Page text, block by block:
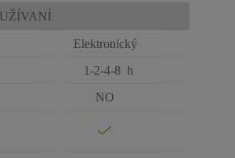
Elektronický
1-2-4-8 h
NO